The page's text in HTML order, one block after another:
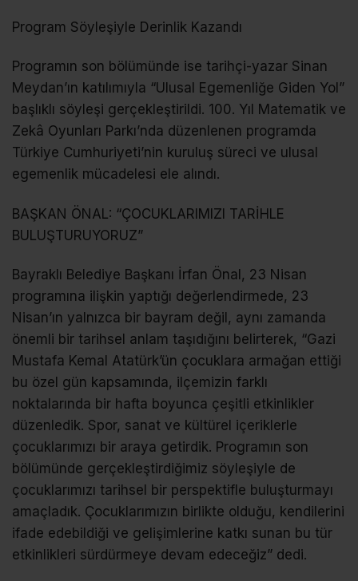
Program Söyleşiyle Derinlik Kazandı
Programın son bölümünde ise tarihçi-yazar Sinan
Meydan’ın katılımıyla “Ulusal Egemenliğe Giden Yol”
başlıklı söyleşi gerçekleştirildi. 100. Yıl Matematik ve
Zekâ Oyunları Parkı’nda düzenlenen programda
Türkiye Cumhuriyeti’nin kuruluş süreci ve ulusal
egemenlik mücadelesi ele alındı.
BAŞKAN ÖNAL: “ÇOCUKLARIMIZI TARİHLE
BULUŞTURUYORUZ”
Bayraklı Belediye Başkanı İrfan Önal, 23 Nisan
programına ilişkin yaptığı değerlendirmede, 23
Nisan’ın yalnızca bir bayram değil, aynı zamanda
önemli bir tarihsel anlam taşıdığını belirterek, “Gazi
Mustafa Kemal Atatürk’ün çocuklara armağan ettiği
bu özel gün kapsamında, ilçemizin farklı
noktalarında bir hafta boyunca çeşitli etkinlikler
düzenledik. Spor, sanat ve kültürel içeriklerle
çocuklarımızı bir araya getirdik. Programın son
bölümünde gerçekleştirdiğimiz söyleşiyle de
çocuklarımızı tarihsel bir perspektifle buluşturmayı
amaçladık. Çocuklarımızın birlikte olduğu, kendilerini
ifade edebildiği ve gelişimlerine katkı sunan bu tür
etkinlikleri sürdürmeye devam edeceğiz” dedi.